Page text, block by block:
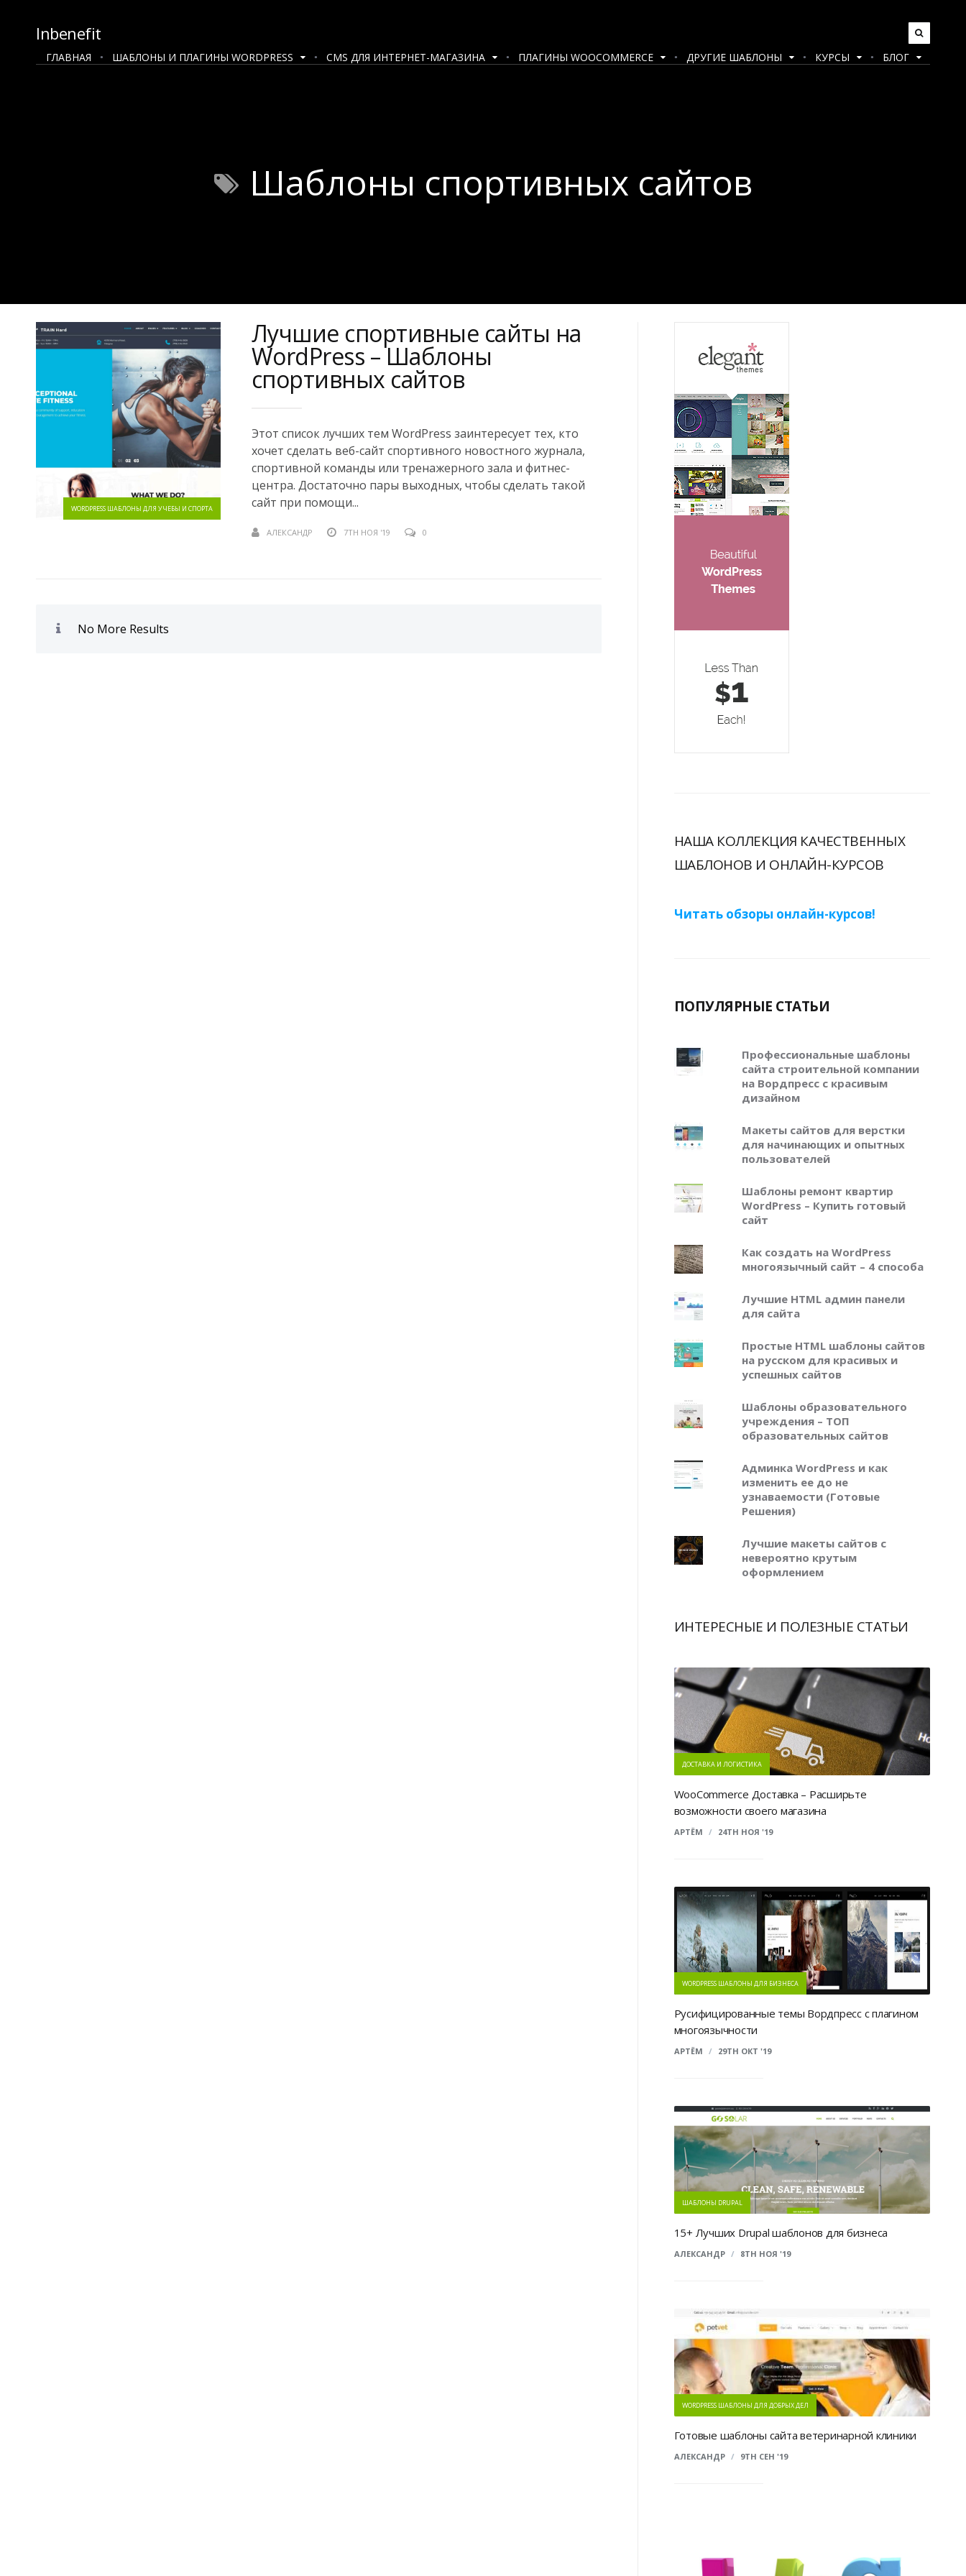
Inbenefit
ГЛАВНАЯ ШАБЛОНЫ И ПЛАГИНЫ WORDPRESS CMS ДЛЯ ИНТЕРНЕТ-МАГАЗИНА ПЛАГИНЫ WOOCOMMERCE ДРУГИЕ ШАБЛОНЫ КУРСЫ БЛОГ
Шаблоны спортивных сайтов
WORDPRESS ШАБЛОНЫ ДЛЯ УЧЕБЫ И СПОРТА
Лучшие спортивные сайты на
WordPress – Шаблоны
спортивных сайтов
Этот список лучших тем WordPress заинтересует тех, кто
хочет сделать веб-сайт спортивного новостного журнала,
спортивной команды или тренажерного зала и фитнес-
центра. Достаточно пары выходных, чтобы сделать такой
сайт при помощи...
АЛЕКСАНДР 7TH НОЯ '19 0
No More Results
НАША КОЛЛЕКЦИЯ КАЧЕСТВЕННЫХ
ШАБЛОНОВ И ОНЛАЙН-КУРСОВ
Читать обзоры онлайн-курсов!
ПОПУЛЯРНЫЕ СТАТЬИ
Профессиональные шаблоны
сайта строительной компании
на Вордпресс с красивым
дизайном
Макеты сайтов для верстки
для начинающих и опытных
пользователей
Шаблоны ремонт квартир
WordPress – Купить готовый
сайт
Как создать на WordPress
многоязычный сайт – 4 способа
Лучшие HTML админ панели
для сайта
Простые HTML шаблоны сайтов
на русском для красивых и
успешных сайтов
Шаблоны образовательного
учреждения – ТОП
образовательных сайтов
Админка WordPress и как
изменить ее до не
узнаваемости (Готовые
Решения)
Лучшие макеты сайтов с
невероятно крутым
оформлением
ИНТЕРЕСНЫЕ И ПОЛЕЗНЫЕ СТАТЬИ
ДОСТАВКА И ЛОГИСТИКА
WooCommerce Доставка – Расширьте
возможности своего магазина
АРТЁМ / 24TH НОЯ '19
WORDPRESS ШАБЛОНЫ ДЛЯ БИЗНЕСА
Русифицированные темы Вордпресс с плагином
многоязычности
АРТЁМ / 29TH ОКТ '19
ШАБЛОНЫ DRUPAL
15+ Лучших Drupal шаблонов для бизнеса
АЛЕКСАНДР / 8TH НОЯ '19
WORDPRESS ШАБЛОНЫ ДЛЯ ДОБРЫХ ДЕЛ
Готовые шаблоны сайта ветеринарной клиники
АЛЕКСАНДР / 9TH СЕН '19